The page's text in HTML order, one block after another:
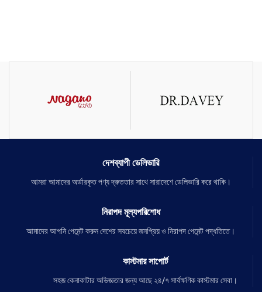
দেশব্যাপী ডেলিভারি
আমরা আমাদের অর্ডারকৃত পণ্য দ্রুততার সাথে সারাদেশে ডেলিভারি করে থাকি।
নিরাপদ মূল্যপরিশোধ
আমাদের আপনি পেমেন্ট করুন দেশের সবচেয়ে জনপ্রিয় ও নিরাপদ পেমেন্ট পদ্ধতিতে।
কাস্টমার সাপোর্ট
সহজ কেনাকাটার অভিজ্ঞতার জন্য আছে ২৪/৭ সার্বক্ষণিক কাস্টমার সেবা।